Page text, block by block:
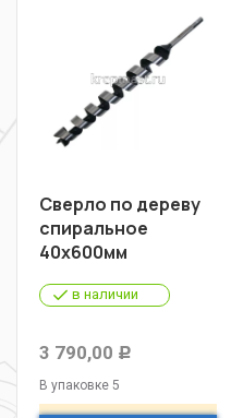
Сверло по дереву
спиральное
40х600мм
в наличии
3 790,00 Р
В упаковке 5